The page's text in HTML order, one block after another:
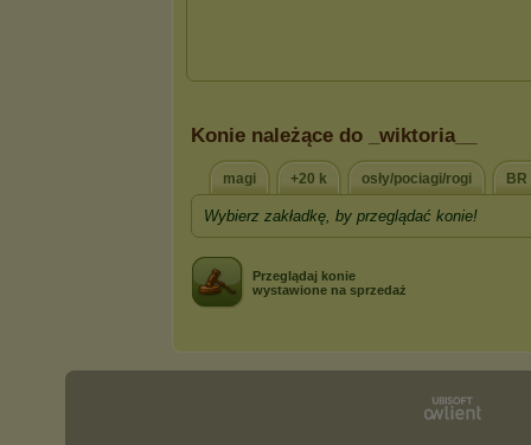
Konie należące do _wiktoria__
magi +20 k osły/pociagi/rogi
Wybierz zakładkę, by przeglądać konie!
Przeglądaj konie
wystawione na sprzedaż